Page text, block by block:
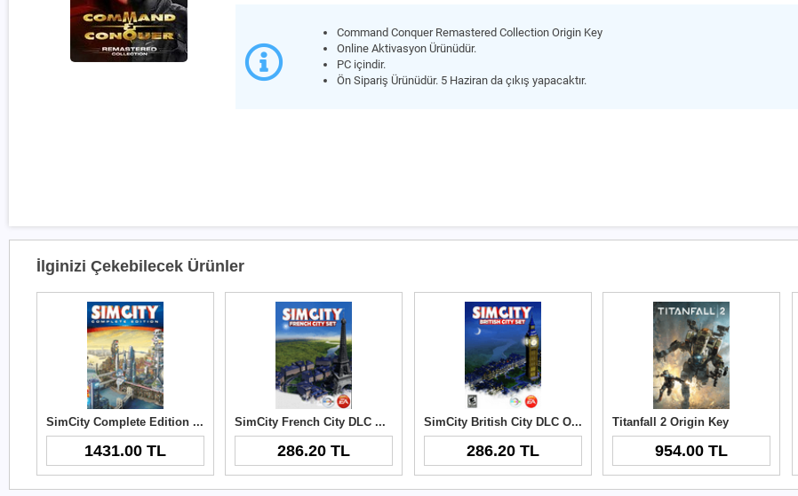
Command Conquer Remastered Collection Origin Key
Online Aktivasyon Ürünüdür.
PC içindir.
Ön Sipariş Ürünüdür. 5 Haziran da çıkış yapacaktır.
İlginizi Çekebilecek Ürünler
SimCity Complete Edition Origin Key
1431.00 TL
SimCity French City DLC Origin Key
286.20 TL
SimCity British City DLC Origin Key
286.20 TL
Titanfall 2 Origin Key
954.00 TL